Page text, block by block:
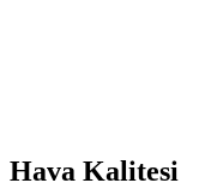
Hava Kalitesi